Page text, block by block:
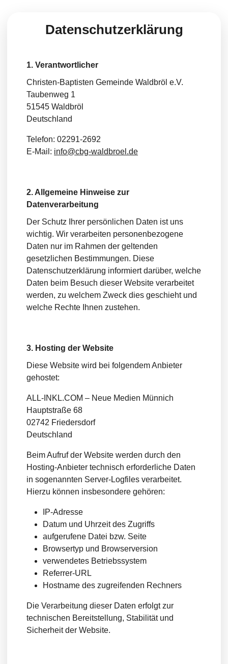
Datenschutzerklärung
1. Verantwortlicher
Christen-Baptisten Gemeinde Waldbröl e.V.
Taubenweg 1
51545 Waldbröl
Deutschland
Telefon: 02291-2692
E-Mail: info@cbg-waldbroel.de
2. Allgemeine Hinweise zur
Datenverarbeitung
Der Schutz Ihrer persönlichen Daten ist uns
wichtig. Wir verarbeiten personenbezogene
Daten nur im Rahmen der geltenden
gesetzlichen Bestimmungen. Diese
Datenschutzerklärung informiert darüber, welche
Daten beim Besuch dieser Website verarbeitet
werden, zu welchem Zweck dies geschieht und
welche Rechte Ihnen zustehen.
3. Hosting der Website
Diese Website wird bei folgendem Anbieter
gehostet:
ALL-INKL.COM – Neue Medien Münnich
Hauptstraße 68
02742 Friedersdorf
Deutschland
Beim Aufruf der Website werden durch den
Hosting-Anbieter technisch erforderliche Daten
in sogenannten Server-Logfiles verarbeitet.
Hierzu können insbesondere gehören:
IP-Adresse
Datum und Uhrzeit des Zugriffs
aufgerufene Datei bzw. Seite
Browsertyp und Browserversion
verwendetes Betriebssystem
Referrer-URL
Hostname des zugreifenden Rechners
Die Verarbeitung dieser Daten erfolgt zur
technischen Bereitstellung, Stabilität und
Sicherheit der Website.